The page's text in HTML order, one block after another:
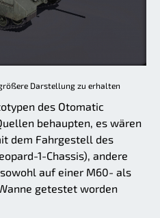
Darstellung zu erhalten
des Otomatic
behaupten, es wären
dem Fahrgestell des
1-Chassis), andere
auf einer M60- als
getestet worden